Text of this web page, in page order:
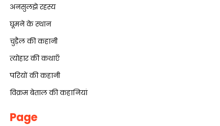
अनसुलझे रहस्य
घूमने के स्थान
चुड़ैल की कहानी
त्योहार की कथाएँ
परियों की कहानी
विक्रम बेताल की कहानियां
Page